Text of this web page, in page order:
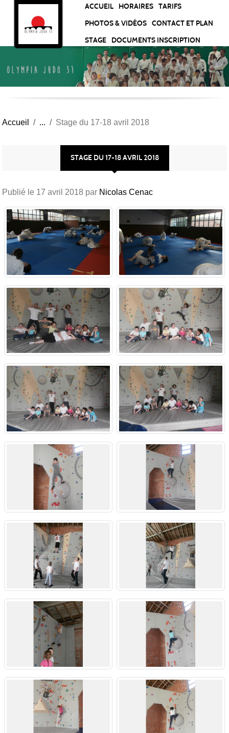
ACCUEIL HORAIRES
TARIFS
PHOTOS & VIDÉOS
CONTACT ET PLAN
STAGE
DOCUMENTS INSCRIPTION
Accueil Stage du 17-18 avril 2018
STAGE DU 17-18 AVRIL 2018
Publié le 17 avril 2018 par Nicolas Cenac
Panneau de gestion des cookies